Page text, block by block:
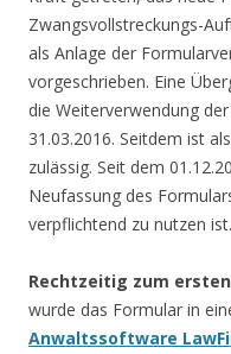
Zwangsvollstreckungs-
als Anlage der
vorgeschrieben. Eine
die Weiterverwendung
31.03.2016. Seitdem ist
zulässig. Seit dem
Neufassung des
verpflichtend zu nutzen ist.
Rechtzeitig zum
wurde das Formular in
Anwaltssoftware